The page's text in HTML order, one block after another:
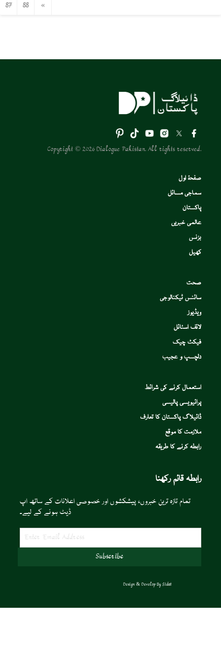
87
88 »
Copyright © 2026 Dialogue Pakistan. All rights reserved.
صفحۂ اول
سماجی مسائل
پاکستان
عالمی خبریں
بزنس
کھیل
صحت
سائنس ٹیکنالوجی
ویڈیوز
لائف اسٹائل
فیکٹ چیک
دلچسپ و عجیب
استعمال کرنے کی شرائط
پرائیویسی پالیسی
ڈائیلاگ پاکستان کا تعارف
ملازمت کا موقع
رابطہ کرنے کا طریقہ
رابطہ قائم رکھنا
تمام تازہ ترین خبروں، پیشکشوں اور خصوصی اعلانات کے ساتھ اپ
ڈیٹ ہونے کے لیے۔
Design & Develop By Sidat